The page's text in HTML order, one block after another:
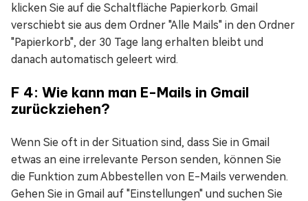
klicken Sie auf die Schaltfläche Papierkorb. Gmail
verschiebt sie aus dem Ordner "Alle Mails" in den Ordner
"Papierkorb", der 30 Tage lang erhalten bleibt und
danach automatisch geleert wird.
F 4: Wie kann man E-Mails in Gmail
zurückziehen?
Wenn Sie oft in der Situation sind, dass Sie in Gmail
etwas an eine irrelevante Person senden, können Sie
die Funktion zum Abbestellen von E-Mails verwenden.
Gehen Sie in Gmail auf "Einstellungen" und suchen Sie